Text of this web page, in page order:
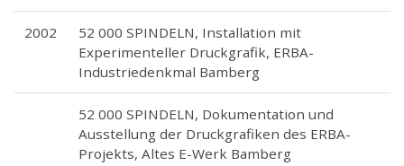
2002
52 000 SPINDELN, Installation mit
Experimenteller Druckgrafik, ERBA-
Industriedenkmal Bamberg
52 000 SPINDELN, Dokumentation und
Ausstellung der Druckgrafiken des ERBA-
Projekts, Altes E-Werk Bamberg